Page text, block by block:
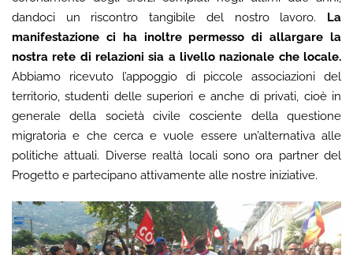
dandoci un riscontro tangibile del nostro lavoro. La
manifestazione ci ha inoltre permesso di allargare la
nostra rete di relazioni sia a livello nazionale che locale.
Abbiamo ricevuto l’appoggio di piccole associazioni del
territorio, studenti delle superiori e anche di privati, cioè in
generale della società civile cosciente della questione
migratoria e che cerca e vuole essere un’alternativa alle
politiche attuali. Diverse realtà locali sono ora partner del
Progetto e partecipano attivamente alle nostre iniziative.